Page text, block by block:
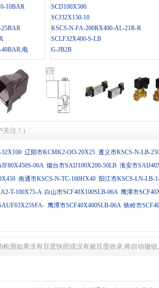
气缸附件-限位开关
气缸附件-浮动接头
气缸附件-LB脚架
气缸附件-阀门定位器
防落气缸
SELEX 气缸/大型气缸
SELEX气缸/中大型气缸
10BAR
25BAR
40BAR,电
SCD100X500
SCJ32X150-10
KSCS-N-FA-200RX400-AL-21R-R
SCLF32X400-S-LB
G-JB2B
关注！)
辽阳市KCMK2-OO-20X25 遵义市KSCS-N-LB-
06A 烟台市SAIJ100X200-50LB 淮安市
南通市KSCS-N-TC-160HX40 阳江市KSCS-LN-LB-
T-100X75-A 白山市SCF40X100SLB-06A 鹰潭市
鹰潭市SCF40X400SLB-06A 铁岭市
检测如果没有百度快照或没有被百度收录,将自动撤